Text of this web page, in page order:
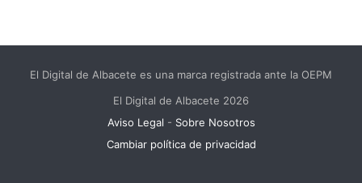
El Digital de Albacete es una marca registrada ante la OEPM
El Digital de Albacete 2026
Aviso Legal - Sobre Nosotros
Cambiar política de privacidad